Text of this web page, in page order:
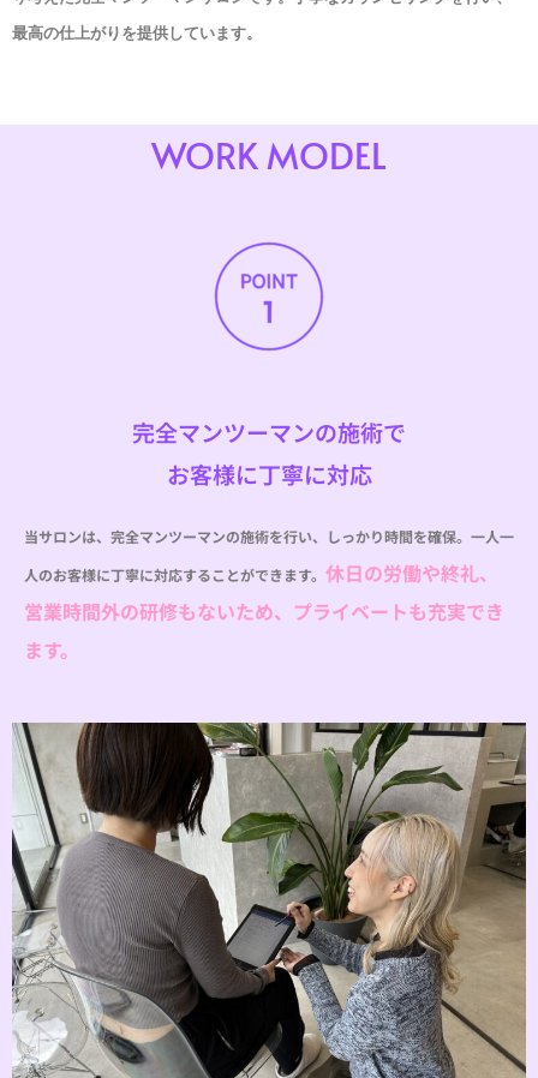
最高の仕上がりを提供しています。
WORK MODEL
完全マンツーマンの施術で
お客様に丁寧に対応
当サロンは、完全マンツーマンの施術を行い、しっかり時間を確保。一人一
人のお客様に丁寧に対応することができます。 休日の労働や終礼、
営業時間外の研修もないため、プライベートも充実でき
ます。